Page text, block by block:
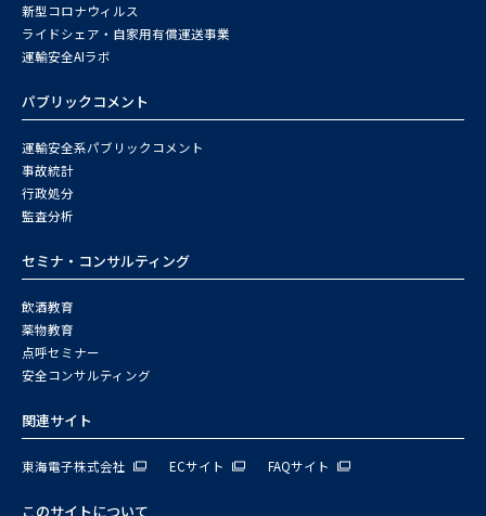
新型コロナウィルス
ライドシェア・自家用有償運送事業
運輸安全AIラボ
パブリックコメント
運輸安全系パブリックコメント
事故統計
行政処分
監査分析
セミナ・コンサルティング
飲酒教育
薬物教育
点呼セミナー
安全コンサルティング
関連サイト
東海電子株式会社 ECサイト FAQサイト
このサイトについて